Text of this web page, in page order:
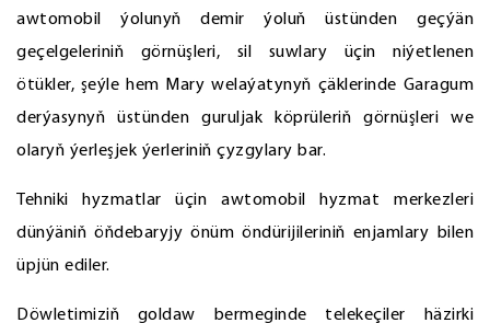
awtomobil ýolunyň demir ýoluň üstünden geçýän
geçelgeleriniň görnüşleri, sil suwlary üçin niýetlenen
ötükler, şeýle hem Mary welaýatynyň çäklerinde Garagum
derýasynyň üstünden guruljak köprüleriň görnüşleri we
olaryň ýerleşjek ýerleriniň çyzgylary bar.
Tehniki hyzmatlar üçin awtomobil hyzmat merkezleri
dünýäniň öňdebaryjy önüm öndürijileriniň enjamlary bilen
üpjün ediler.
Döwletimiziň goldaw bermeginde telekeçiler häzirki